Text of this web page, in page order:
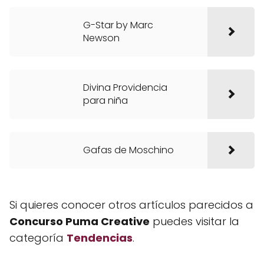
G-Star by Marc
Newson
Divina Providencia
para niña
Gafas de Moschino
Si quieres conocer otros artículos parecidos a
Concurso Puma Creative puedes visitar la
categoría Tendencias.